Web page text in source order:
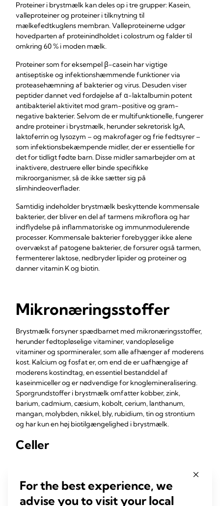
Proteiner i brystmælk kan deles op i tre grupper: Kasein,
valleproteiner og proteiner i tilknytning til
mælkefedtkuglens membran. Valleproteinerne udgør
hovedparten af proteinindholdet i colostrum og falder til
omkring 60 % i moden mælk.
Proteiner som for eksempel β-casein har vigtige
antiseptiske og infektionshæmmende funktioner via
proteasehæmning af bakterier og virus. Desuden viser
peptider dannet ved fordøjelse af α-laktalbumin potent
antibakteriel aktivitet mod gram-positive og gram-
negative bakterier. Selvom de er multifunktionelle, fungerer
andre proteiner i brystmælk, herunder sekretorisk lgA,
laktoferrin og lysozym – og makrofager og frie fedtsyrer –
som infektionsbekæmpende midler, der er essentielle for
det for tidligt fødte barn. Disse midler samarbejder om at
inaktivere, destruere eller binde specifikke
mikroorganismer, så de ikke sætter sig på
slimhindeoverflader.
Samtidig indeholder brystmælk beskyttende kommensale
bakterier, der bliver en del af tarmens mikroflora og har
indflydelse på inflammatoriske og immunmodulerende
processer. Kommensale bakterier forebygger ikke alene
overvækst af patogene bakterier, de forsurer også tarmen,
fermenterer laktose, nedbryder lipider og proteiner og
danner vitamin K og biotin.
Mikronæringsstoffer
Brystmælk forsyner spædbarnet med mikronæringsstoffer,
herunder fedtopløselige vitaminer, vandopløselige
vitaminer og spormineraler, som alle afhænger af moderens
kost. Kalcium og fosfat er, om end de er uafhængige af
moderens kostindtag, en essentiel bestanddel af
kaseinmiceller og er nødvendige for knoglemineralisering.
Sporgrundstoffer i brystmælk omfatter kobber, zink,
barium, cadmium, cæsium, kobolt, cerium, lanthanum,
mangan, molybden, nikkel, bly, rubidium, tin og strontium
og har kun en høj biotilgængelighed i brystmælk.
Celler
cellefragmenter. Leukocytter beskytter moderen og har
også en immunbeskyttelsesvirkning for spædbarnet.
For the best experience, we
advise you to visit your local